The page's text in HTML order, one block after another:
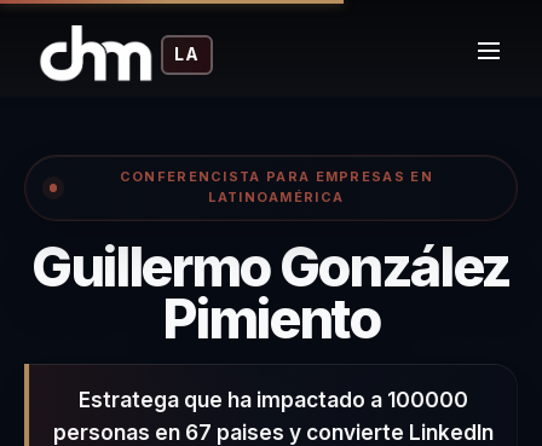
LA
CONFERENCISTA PARA EMPRESAS EN
LATINOAMÉRICA
Guillermo González
Pimiento–
Estratega que ha impactado a 100000
personas en 67 paises y convierte LinkedIn